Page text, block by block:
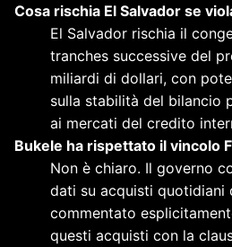
Cosa rischia El Salvador se
El Salvador rischia il
tranches successive del
miliardi di dollari, con
sulla stabilità del bilancio
ai mercati del credito
Bukele ha rispettato il vincolo
Non è chiaro. Il governo
dati su acquisti quotidiani
commentato
questi acquisti con la